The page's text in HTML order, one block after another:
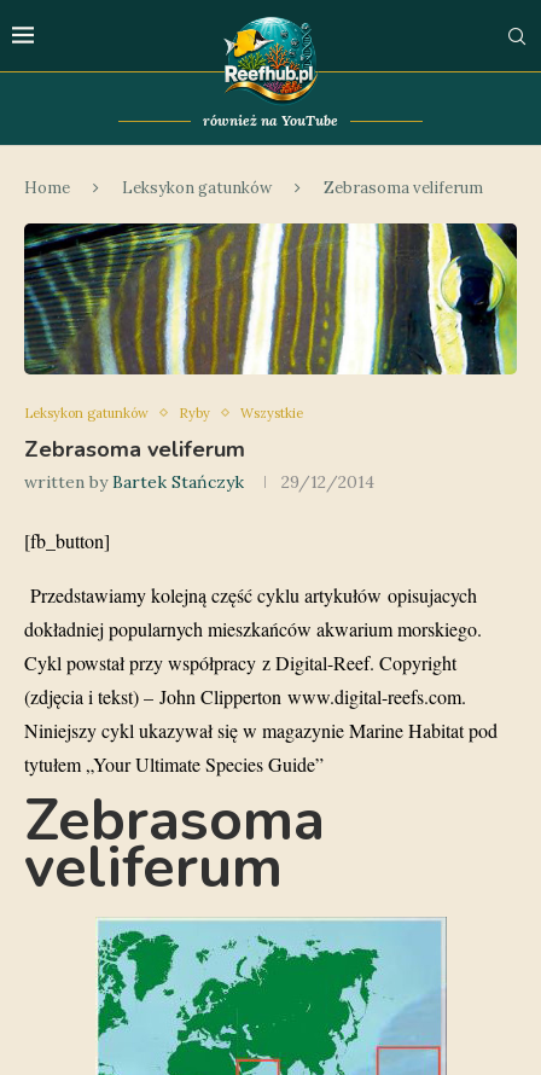
również na YouTube
Home Leksykon gatunków Zebrasoma veliferum
Leksykon gatunków Ryby Wszystkie
Zebrasoma veliferum
written byBartek Stańczyk 29/12/2014
[fb_button]
Przedstawiamy kolejną część cyklu artykułów opisujacych
dokładniej popularnych mieszkańców akwarium morskiego.
Cykl powstał przy współpracy z Digital-Reef. Copyright
(zdjęcia i tekst) – John Clipperton www.digital-reefs.com.
Niniejszy cykl ukazywał się w magazynie Marine Habitat pod
tytułem „Your Ultimate Species Guide”
Zebrasoma
veliferum